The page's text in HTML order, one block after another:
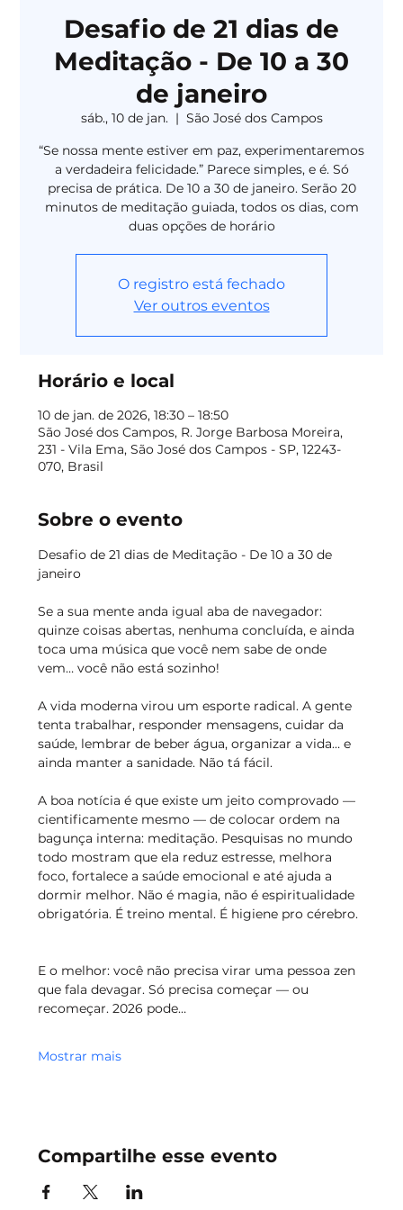
Desafio de 21 dias de
Meditação - De 10 a 30
de janeiro
sáb., 10 de jan.
  |
São José dos Campos
“Se nossa mente estiver em paz, experimentaremos
a verdadeira felicidade.” Parece simples, e é. Só
precisa de prática. De 10 a 30 de janeiro. Serão 20
minutos de meditação guiada, todos os dias, com
duas opções de horário
O registro está fechado
Ver outros eventos
Horário e local
10 de jan. de 2026, 18:30 – 18:50
São José dos Campos, R. Jorge Barbosa Moreira,
231 - Vila Ema, São José dos Campos - SP, 12243-
070, Brasil
Sobre o evento
Desafio de 21 dias de Meditação - De 10 a 30 de
janeiro
Se a sua mente anda igual aba de navegador:
quinze coisas abertas, nenhuma concluída, e ainda
toca uma música que você nem sabe de onde
vem… você não está sozinho!
A vida moderna virou um esporte radical. A gente
tenta trabalhar, responder mensagens, cuidar da
saúde, lembrar de beber água, organizar a vida… e
ainda manter a sanidade. Não tá fácil.
A boa notícia é que existe um jeito comprovado —
cientificamente mesmo — de colocar ordem na
bagunça interna: meditação. Pesquisas no mundo
todo mostram que ela reduz estresse, melhora
foco, fortalece a saúde emocional e até ajuda a
dormir melhor. Não é magia, não é espiritualidade
obrigatória. É treino mental. É higiene pro cérebro.
E o melhor: você não precisa virar uma pessoa zen
que fala devagar. Só precisa começar — ou
recomeçar. 2026 pode…
Mostrar mais
Compartilhe esse evento